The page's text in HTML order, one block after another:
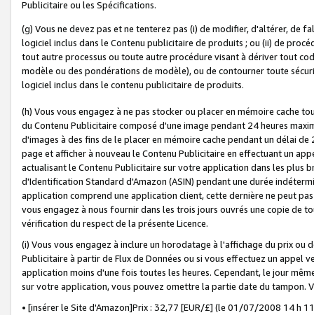
Publicitaire ou les Spécifications.
(g) Vous ne devez pas et ne tenterez pas (i) de modifier, d'altérer, de
logiciel inclus dans le Contenu publicitaire de produits ; ou (ii) de
tout autre processus ou toute autre procédure visant à dériver tout
modèle ou des pondérations de modèle), ou de contourner toute
logiciel inclus dans le contenu publicitaire de produits.
(h) Vous vous engagez à ne pas stocker ou placer en mémoire cache
du Contenu Publicitaire composé d'une image pendant 24 heures
d'images à des fins de le placer en mémoire cache pendant un délai
page et afficher à nouveau le Contenu Publicitaire en effectuant un
actualisant le Contenu Publicitaire sur votre application dans les plus
d'Identification Standard d'Amazon (ASIN) pendant une durée
application comprend une application client, cette dernière ne peut
vous engagez à nous fournir dans les trois jours ouvrés une copie de
vérification du respect de la présente Licence.
(i) Vous vous engagez à inclure un horodatage à l'affichage du prix
Publicitaire à partir de Flux de Données ou si vous effectuez un appel
application moins d'une fois toutes les heures. Cependant, le jour
sur votre application, vous pouvez omettre la partie date du tampon.
• [insérer le Site d'Amazon]Prix : 32,77 [EUR/£] (le 01/07/2008 14 h